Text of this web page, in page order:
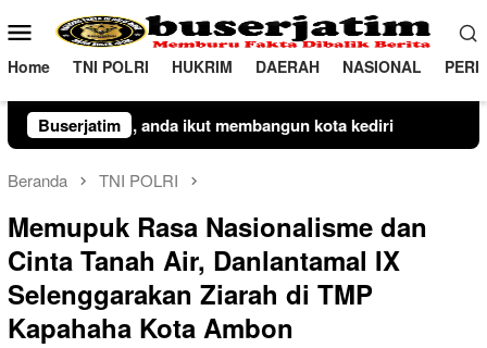
ke
konten
Menu
Mobile
Home TNI POLRI HUKRIM DAERAH NASIONAL
Buserjatimkota kediri Plt Camat Lembang Bergerak
Beranda TNI POLRI
Memupuk Rasa Nasionalisme dan
Cinta Tanah Air, Danlantamal IX
Selenggarakan Ziarah di TMP
Kapahaha Kota Ambon